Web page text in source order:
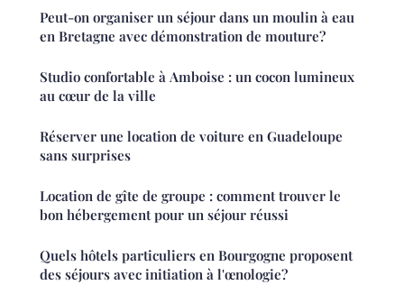
Peut-on organiser un séjour dans un moulin à eau
en Bretagne avec démonstration de mouture?
Studio confortable à Amboise : un cocon lumineux
au cœur de la ville
Réserver une location de voiture en Guadeloupe
sans surprises
Location de gîte de groupe : comment trouver le
bon hébergement pour un séjour réussi
Quels hôtels particuliers en Bourgogne proposent
des séjours avec initiation à l'œnologie?